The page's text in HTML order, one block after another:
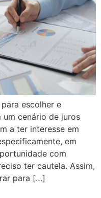
escolher e
um cenário de juros
a ter interesse em
em
com
ter cautela. Assim,
para […]